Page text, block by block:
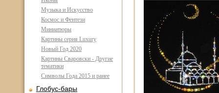
Музыка и Искусство
Космос и Фентези
Миниатюры
Картины серия Luxury
Новый Год 2020
Картины Сваровски - Другие
тематики
Символы Года 2015 и ранее
Глобус-бары